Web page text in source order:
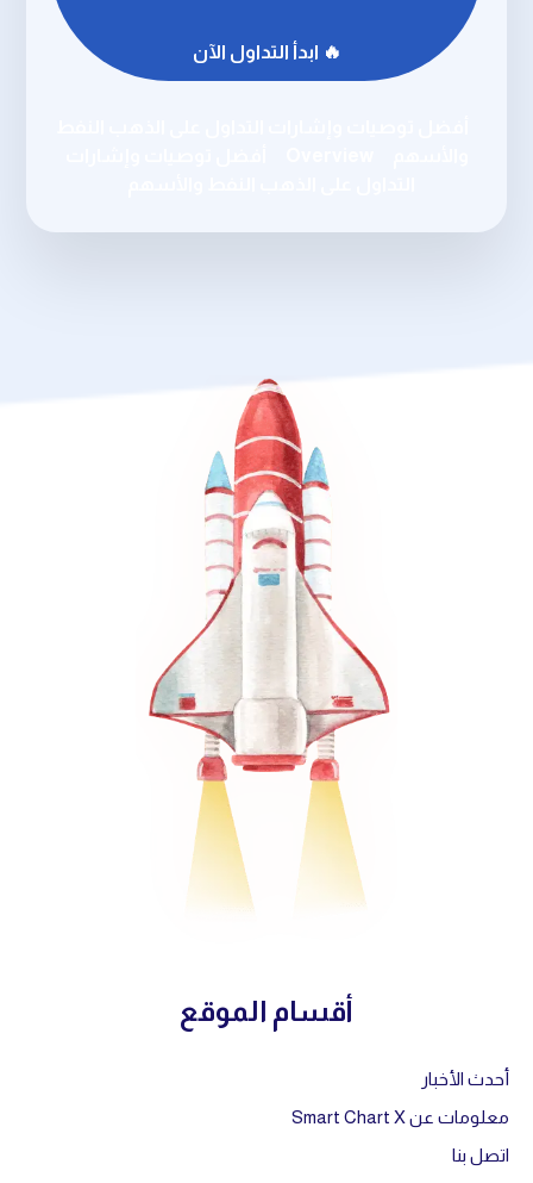
🔥 ابدأ التداول الآن
أقسام الموقع
أحدث الأخبار
معلومات عن Smart Chart X
اتصل بنا